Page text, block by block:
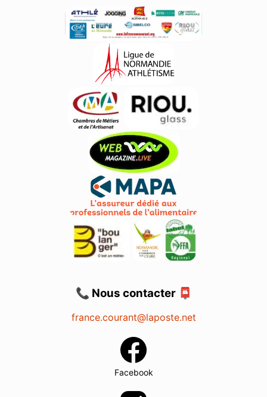
📞 Nous contacter 📮
france.courant@laposte.net
Facebook